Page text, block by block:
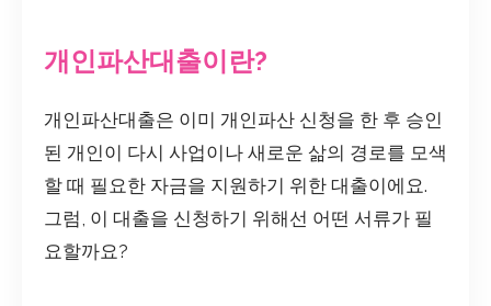
개인파산대출이란?
개인파산대출은 이미 개인파산 신청을 한 후 승인
된 개인이 다시 사업이나 새로운 삶의 경로를 모색
할 때 필요한 자금을 지원하기 위한 대출이에요.
그럼, 이 대출을 신청하기 위해선 어떤 서류가 필
요할까요?